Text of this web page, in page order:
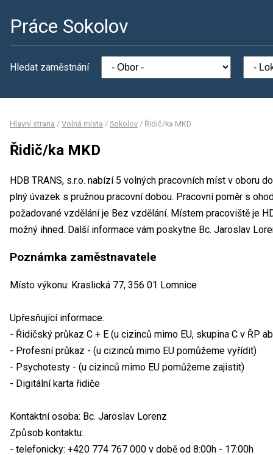
Práce Sokolov
Hledat zaměstnání
Hlavní strana / Volná místa / Sokolov / Řidič/ka MKD
Řidič/ka MKD
HDB TRANS, s.r.o. nabízí 5 volných pracovních míst v oboru
plný úvazek s pružnou pracovní dobou. Pracovní poměr s
požadované vzdělání je Bez vzdělání. Místem pracoviště je
možný ihned. Další informace vám poskytne Bc. Jaroslav
Poznámka zaměstnavatele
Místo výkonu: Kraslická 77, 356 01 Lomnice
Upřesňující informace:
- Řidičský průkaz C + E (u cizinců mimo EU, skupina C v ŘP
- Profesní průkaz - (u cizinců mimo EU pomůžeme vyřídit)
- Psychotesty - (u cizinců mimo EU pomůžeme zajistit)
- Digitální karta řidiče
Kontaktní osoba: Bc. Jaroslav Lorenz
Způsob kontaktu:
- telefonicky: +420 774 767 000 v době od 8:00h - 17:00h